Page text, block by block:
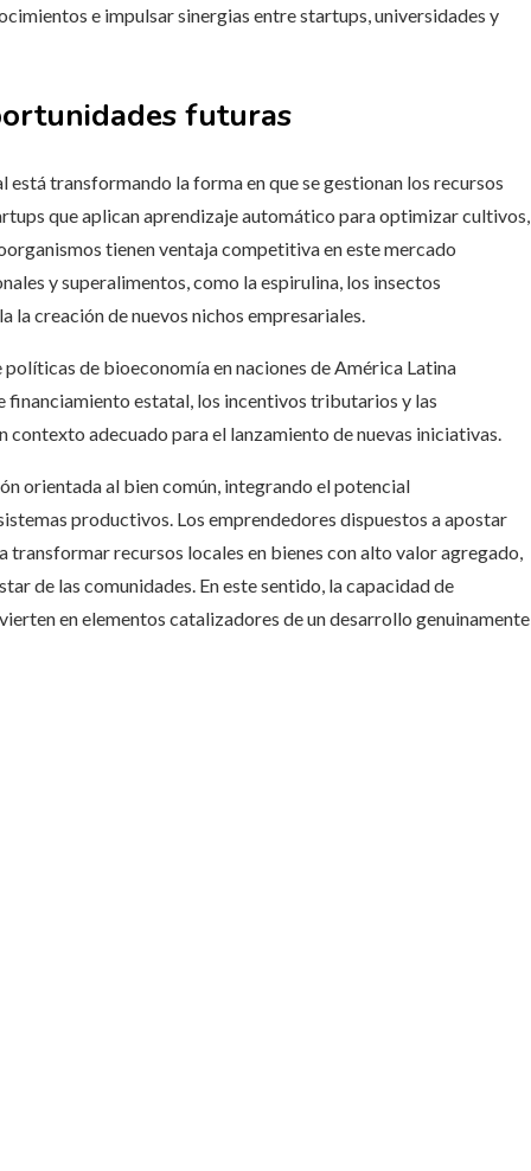
e impulsar sinergias entre startups, universidades y
futuras
transformando la forma en que se gestionan los recursos
que aplican aprendizaje automático para optimizar cultivos,
tienen ventaja competitiva en este mercado
y superalimentos, como la espirulina, los insectos
la creación de nuevos nichos empresariales.
de bioeconomía en naciones de América Latina
financiamiento estatal, los incentivos tributarios y las
adecuado para el lanzamiento de nuevas iniciativas.
orientada al bien común, integrando el potencial
productivos. Los emprendedores dispuestos a apostar
recursos locales en bienes con alto valor agregado,
de las comunidades. En este sentido, la capacidad de
en elementos catalizadores de un desarrollo genuinamente